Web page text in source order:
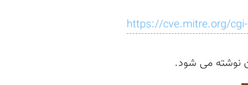
https://cve.mitre.org/cgi-
نوشته می شود.